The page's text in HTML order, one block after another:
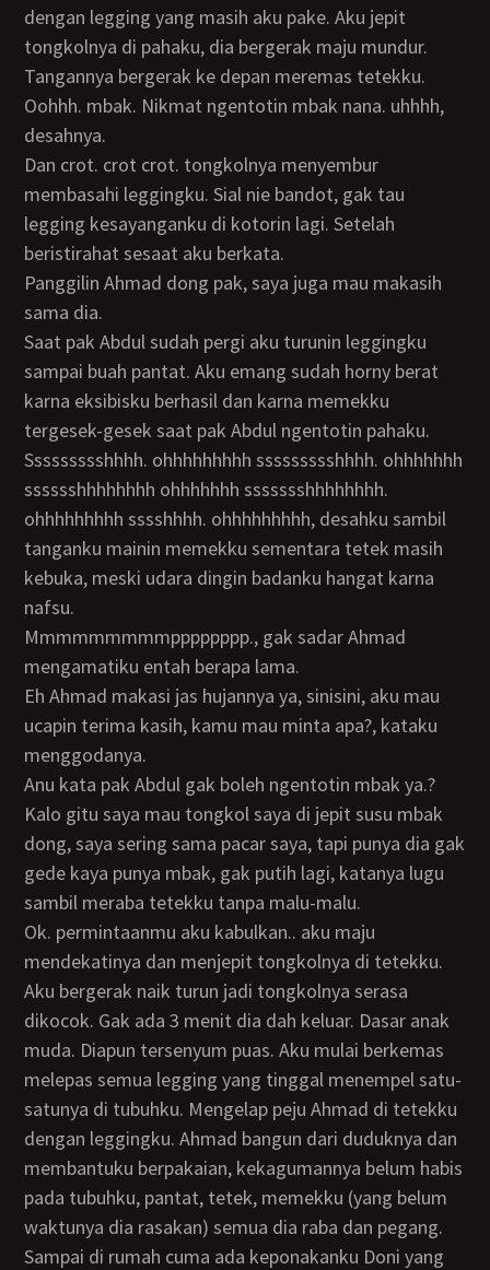
dengan legging yang masih aku pake. Aku jepit
tongkolnya di pahaku, dia bergerak maju mundur.
Tangannya bergerak ke depan meremas tetekku.
Oohhh. mbak. Nikmat ngentotin mbak nana. uhhhh,
desahnya.
Dan crot. crot crot. tongkolnya menyembur
membasahi leggingku. Sial nie bandot, gak tau
legging kesayanganku di kotorin lagi. Setelah
beristirahat sesaat aku berkata.
Panggilin Ahmad dong pak, saya juga mau makasih
sama dia.
Saat pak Abdul sudah pergi aku turunin leggingku
sampai buah pantat. Aku emang sudah horny berat
karna eksibisku berhasil dan karna memekku
tergesek-gesek saat pak Abdul ngentotin pahaku.
Ssssssssshhhh. ohhhhhhhhh ssssssssshhhh. ohhhhhhh
sssssshhhhhhhh ohhhhhhh ssssssshhhhhhhh.
ohhhhhhhhh sssshhhh. ohhhhhhhhh, desahku sambil
tanganku mainin memekku sementara tetek masih
kebuka, meski udara dingin badanku hangat karna
nafsu.
Mmmmmmmmmpppppppp., gak sadar Ahmad
mengamatiku entah berapa lama.
Eh Ahmad makasi jas hujannya ya, sinisini, aku mau
ucapin terima kasih, kamu mau minta apa?, kataku
menggodanya.
Anu kata pak Abdul gak boleh ngentotin mbak ya.?
Kalo gitu saya mau tongkol saya di jepit susu mbak
dong, saya sering sama pacar saya, tapi punya dia gak
gede kaya punya mbak, gak putih lagi, katanya lugu
sambil meraba tetekku tanpa malu-malu.
Ok. permintaanmu aku kabulkan.. aku maju
mendekatinya dan menjepit tongkolnya di tetekku.
Aku bergerak naik turun jadi tongkolnya serasa
dikocok. Gak ada 3 menit dia dah keluar. Dasar anak
muda. Diapun tersenyum puas. Aku mulai berkemas
melepas semua legging yang tinggal menempel satu-
satunya di tubuhku. Mengelap peju Ahmad di tetekku
dengan leggingku. Ahmad bangun dari duduknya dan
membantuku berpakaian, kekagumannya belum habis
pada tubuhku, pantat, tetek, memekku (yang belum
waktunya dia rasakan) semua dia raba dan pegang.
Sampai di rumah cuma ada keponakanku Doni yang